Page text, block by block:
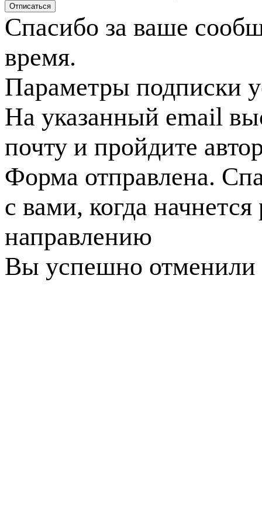
Спасибо за ваше
время.
Параметры подписки
На указанный email
почту и пройдите
Форма отправлена.
с вами, когда
направлению
Вы успешно отменили